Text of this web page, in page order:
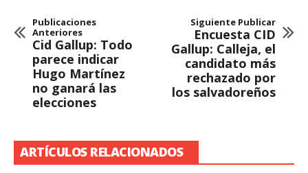
Publicaciones
Anteriores
Cid Gallup: Todo
parece indicar
Hugo Martínez
no ganará las
elecciones
Siguiente Publicar
Encuesta CID
Gallup: Calleja, el
candidato más
rechazado por
los salvadoreños
ARTÍCULOS RELACIONADOS